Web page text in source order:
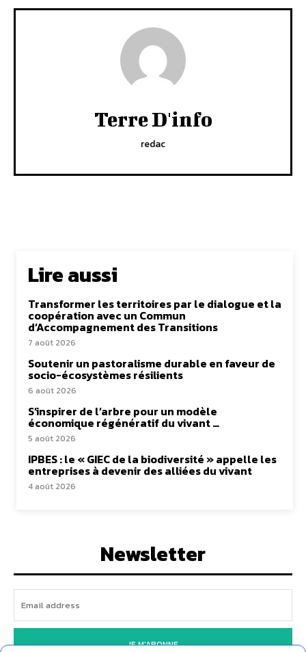
Terre D'info
redac
Lire aussi
Transformer les territoires par le dialogue et la
coopération avec un Commun
d’Accompagnement des Transitions
7 août 2026
Soutenir un pastoralisme durable en faveur de
socio-écosystèmes résilients
6 août 2026
S’inspirer de l’arbre pour un modèle
économique régénératif du vivant …
5 août 2026
IPBES : le « GIEC de la biodiversité » appelle les
entreprises à devenir des alliées du vivant
4 août 2026
Newsletter
JE M'ABONNE